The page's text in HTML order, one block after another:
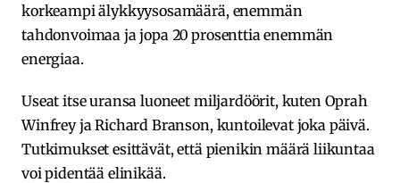
korkeampi älykkyysosamäärä, enemmän
tahdonvoimaa ja jopa 20 prosenttia enemmän
energiaa.
Useat itse uransa luoneet miljardöörit, kuten Oprah
Winfrey ja Richard Branson, kuntoilevat joka päivä.
Tutkimukset esittävät, että pienikin määrä liikuntaa
voi pidentää elinikää.